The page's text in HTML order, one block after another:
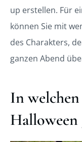
up erstellen. Für
können Sie mit
des Charakters,
ganzen Abend
In
Halloween